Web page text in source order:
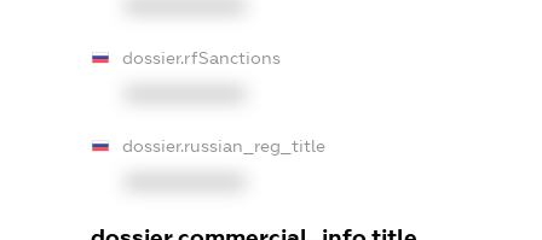
dossier.rfSanctions
dossier.russian_reg_title